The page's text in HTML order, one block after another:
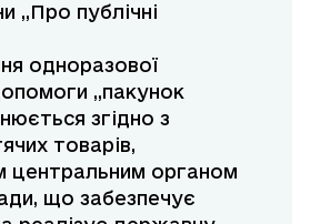
,,Про публічні
одноразової
,,пакунок
згідно з
товарів,
центральним органом
що забезпечує